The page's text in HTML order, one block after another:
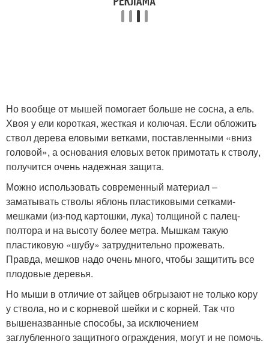
Но вообще от мышей помогает больше не сосна, а ель.
Хвоя у ели короткая, жесткая и колючая. Если обложить
ствол дерева еловыми ветками, поставленными «вниз
головой», а основания еловых веток примотать к стволу,
получится очень надежная защита.
Можно использовать современный материал –
заматывать стволы яблонь пластиковыми сетками-
мешками (из-под картошки, лука) толщиной с палец-
полтора и на высоту более метра. Мышкам такую
пластиковую «шубу» затруднительно прожевать.
Правда, мешков надо очень много, чтобы защитить все
плодовые деревья.
Но мыши в отличие от зайцев обгрызают не только кору
у ствола, но и с корневой шейки и с корней. Так что
вышеназванные способы, за исключением
заглубленного защитного ограждения, могут и не помочь.